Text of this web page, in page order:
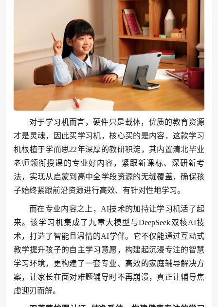
对于学习机而言，硬件只是载体，优质的教育资源
才是灵魂，因此买学习机，核心买的是内容，这款学习
机根植于学而思22年深厚的教研积淀，其内置清北毕业
老师领衔授课的专业好内容，紧跟新课标、深研新考
法，实现从启蒙到高中全学段资源的无缝覆盖，确保孩
子始终紧跟前沿资源进行高效、有针对性地学习。
而在专业内容之上，AI技术的加持让学习机活了起
来。该学习机集成了九章大模型与DeepSeek双核AI技
术，打造了智能且温情的AI学伴。它不仅能通过互动式
教学提升孩子的自主学习意愿，构建起沉浸专注的智慧
学习环境，更构建了一套专业、高效的家庭辅导解决方
案，让家长在面对难题辅导时不再崩溃，真正让辅导焦
虑迎刃而解。